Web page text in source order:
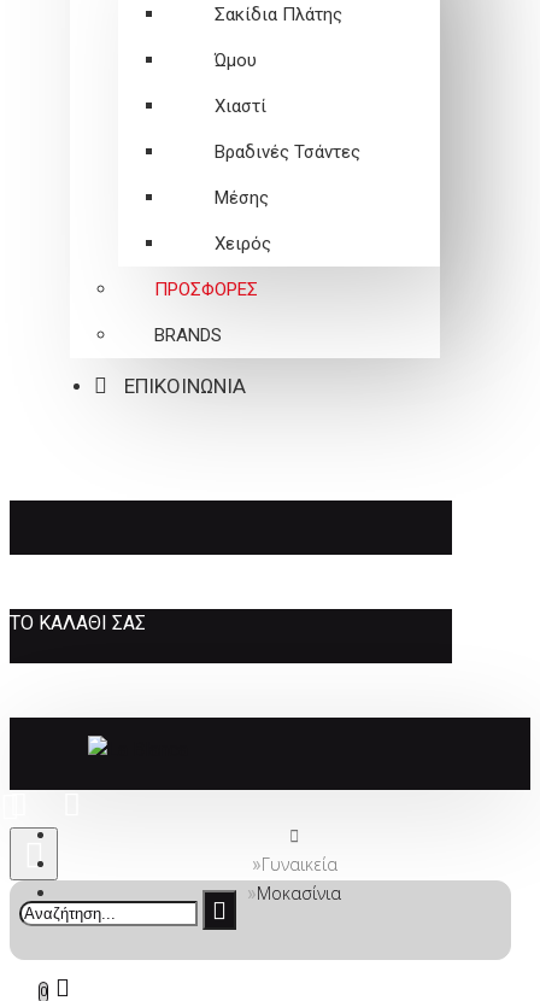
Σακίδια Πλάτης
Ώμου
Χιαστί
Βραδινές Τσάντες
Μέσης
Χειρός
ΠΡΟΣΦΟΡΕΣ
BRANDS
ΕΠΙΚΟΙΝΩΝΙΑ
ΤΟ ΚΑΛΆΘΙ ΣΑΣ
0
Γυναικεία
Μοκασίνια